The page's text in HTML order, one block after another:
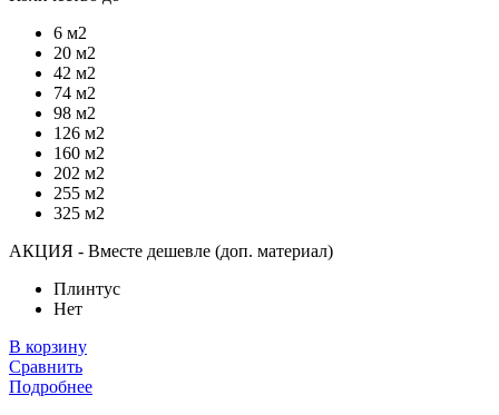
6 м2
20 м2
42 м2
74 м2
98 м2
126 м2
160 м2
202 м2
255 м2
325 м2
АКЦИЯ - Вместе дешевле (доп. материал)
Плинтус
Нет
В корзину
Сравнить
Подробнее